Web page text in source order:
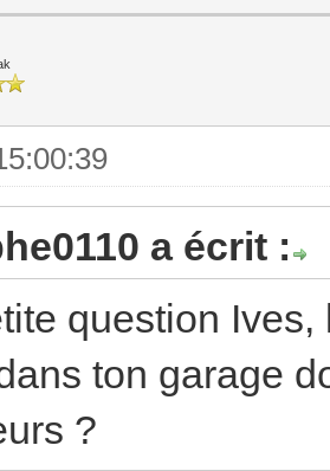
a écrit :
question
ton garage
?